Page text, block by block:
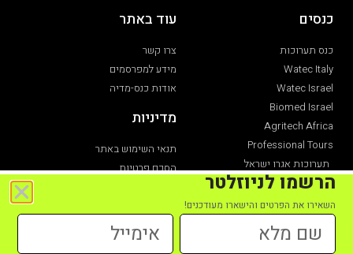
כנסים
כנס תערוכות
Watec Italy
Watec Israel
Biomed Israel
Agritech Africa
Professional Tours
תערוכות אגרו ישראל
תערוכת חקלאות
עוד באתר
צרו קשר
מידע למפרסמים
אודות כנס-מדיה
מדיניות
תנאי השימוש באתר
הסכם פרטיות
הרשמו לניוזלטר
השאירו את הפרטים והישארו מעודכנים!